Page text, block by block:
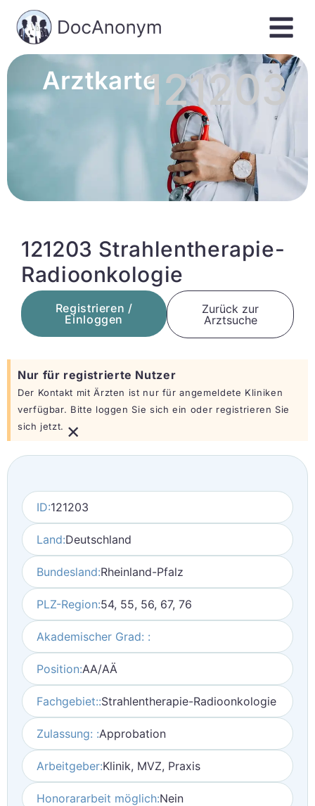
Arztkarte121203
121203 Strahlentherapie-
Radioonkologie
Registrieren /
Einloggen
Zurück zur
Arztsuche
Nur für registrierte Nutzer
Der Kontakt mit Ärzten ist nur für angemeldete Kliniken
verfügbar. Bitte loggen Sie sich ein oder registrieren Sie
sich jetzt. ×
ID:121203
Land:Deutschland
Bundesland:Rheinland-Pfalz
PLZ-Region:54, 55, 56, 67, 76
Akademischer Grad: :
Position:AA/AÄ
Fachgebiet::Strahlentherapie-Radioonkologie
Zulassung: :Approbation
Arbeitgeber:Klinik, MVZ, Praxis
Honorararbeit möglich:Nein